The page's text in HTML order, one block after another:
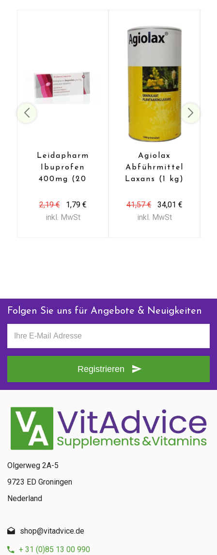
Senden
Kontaktieren Sie uns
+ 31 (0)85 13 00 990
Leidapharm
Ibuprofen
400mg (20
2,19 €
1,79 €
inkl. MwSt
Agiolax
Abführmittel
Laxans (1 kg)
41,57 €
34,01 €
inkl. MwSt
Folgen Sie uns für Angebote & Neuigkeiten
Registrieren
Olgerweg 2A-5
9723 ED Groningen
Nederland
shop@vitadvice.de
+ 31 (0)85 13 00 990